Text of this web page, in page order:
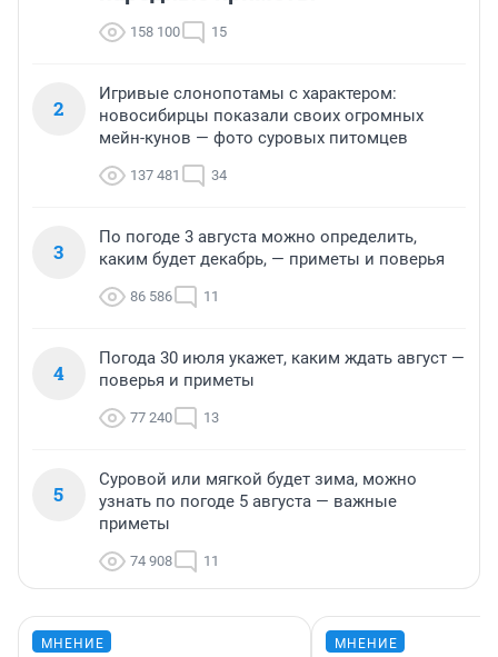
158 100 15
2
Игривые слонопотамы с характером:
новосибирцы показали своих огромных
мейн-кунов — фото суровых питомцев
137 481 34
3
По погоде 3 августа можно определить,
каким будет декабрь, — приметы и поверья
86 586 11
4
Погода 30 июля укажет, каким ждать август —
поверья и приметы
77 240 13
5
Суровой или мягкой будет зима, можно
узнать по погоде 5 августа — важные
приметы
74 908 11
МНЕНИЕ МНЕНИЕ